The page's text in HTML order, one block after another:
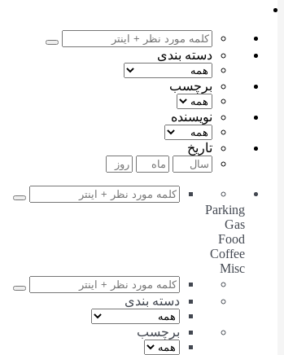
دسته بندی
برچسب
نویسنده
تاریخ
Parking
Gas
Food
Coffee
Misc
دسته بندی
برچسب